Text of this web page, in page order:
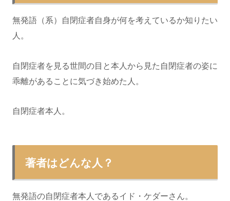
無発語（系）自閉症者自身が何を考えているか知りたい
人。
自閉症者を見る世間の目と本人から見た自閉症者の姿に
乖離があることに気づき始めた人。
自閉症者本人。
著者はどんな人？
無発語の自閉症者本人であるイド・ケダーさん。